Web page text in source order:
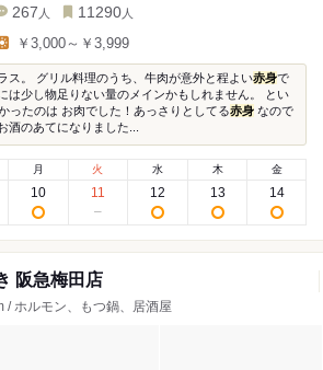
267 人 11290 人
￥3,000～￥3,999
ス。 グリル料理のうち、牛肉が意外と程よい赤身で
は少し物足りない量のメインかもしれません。 とい
ったのは お肉でした！あっさりとしてる赤身 なので
酒のあてになりました...
月
10
火
11
水
12
木
13
金
14
阪急梅田店
/ ホルモン、もつ鍋、居酒屋